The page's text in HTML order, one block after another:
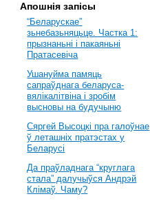
Апошнія запісы
“Беларускае”
зьнебазьняцьце. Частка 1:
прызнаньні і пакаяньні
Пратасевіча
Ушануйма памяць
сапраўднага беларуса-
вялікалітвіна і зробім
высновы на будучыню
Сяргей Высоцкі пра галоўнае
ў леташніх пратэстах у
Беларусі
Да праўладнага “круглага
стала” далучыўся Андрэй
Клімаў. Чаму?